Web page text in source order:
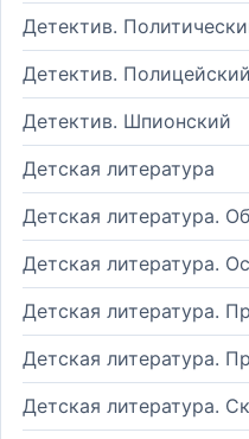
Детектив.
Детектив. Полицейский
Детектив. Шпионский
Детская литература
Детская литература.
Детская литература.
Детская литература.
Детская литература.
Детская литература.